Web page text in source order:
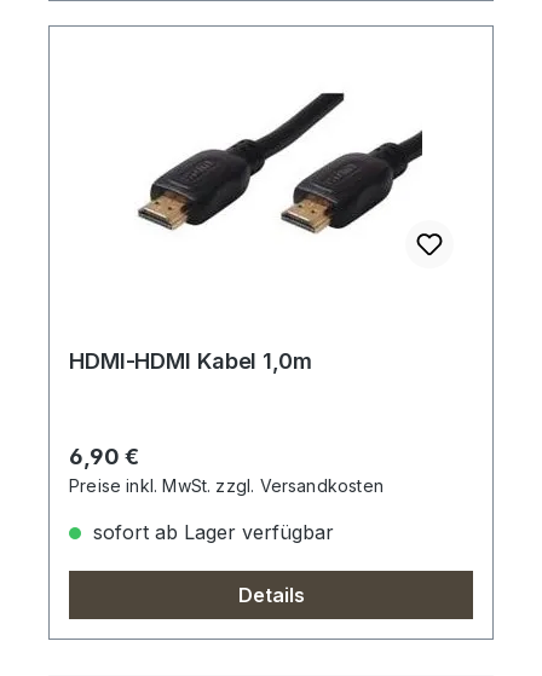
HDMI-HDMI Kabel 1,0m
Regulärer Preis:
6,90 €
Preise inkl. MwSt. zzgl. Versandkosten
sofort ab Lager verfügbar
Details